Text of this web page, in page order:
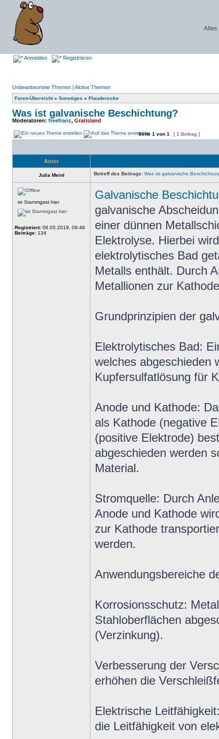
Alles
Anmelden Registrieren
Unbeantwortete Themen | Aktive Themen
Foren-Übersicht» Sonstiges » Plauderecke
Was ist galvanische Beschichtung?
Moderatoren: freefranz, Gratisland
Seite 1 von 1 [ 1 Beitrag ]
Autor
Julia Meinl Betreff des Beitrags: Was ist galvanische
ist Stammgast hier
Registriert: 06.05.2019, 09:46
Beiträge: 134
Galvanische
galvanische
einer dünnen
Elektrolyse. Hierbei
elektrolytisches Bad
Metalls enthält. Durch
Metallionen zur
Grundprinzipien der
Elektrolytisches Bad:
welches abgeschieden
Kupfersulfatlösung für
Anode und Kathode:
als Kathode (negative
(positive Elektrode)
abgeschieden werden
Material.
Stromquelle: Durch
Anode und Kathode
zur Kathode
werden.
Anwendungsbereiche
Korrosionsschutz:
Stahloberflächen
(Verzinkung).
Verbesserung der
erhöhen die
Elektrische
die Leitfähigkeit von